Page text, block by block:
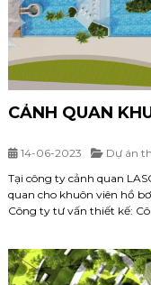
CẢNH QUAN
14-06-2023
Dự án
Tại công ty cảnh quan
quan cho khuôn viên hồ
Công ty tư vấn thiết kế: